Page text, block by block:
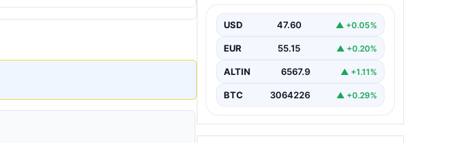
Performans Analizi", "content": "Bir
haftalık zaman diliminde finans
piyasalarında hareketlilik…
USD 47.60 ▲ +0.05%
EUR 55.15 ▲ +0.20%
ALTIN 6567.9 ▲ +1.11%
BTC 3064226 ▲ +0.29%